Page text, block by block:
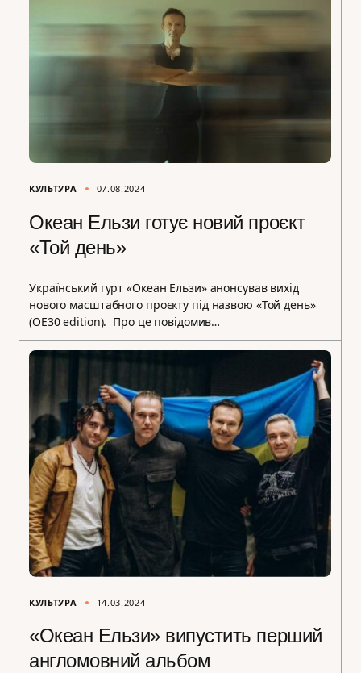
КУЛЬТУРА 07.08.2024
Океан Ельзи готує новий проєкт
«Той день»
Український гурт «Океан Ельзи» анонсував вихід
нового масштабного проєкту під назвою «Той день»
(ОЕ30 edition). Про це повідомив…
КУЛЬТУРА 14.03.2024
«Океан Ельзи» випустить перший
англомовний альбом